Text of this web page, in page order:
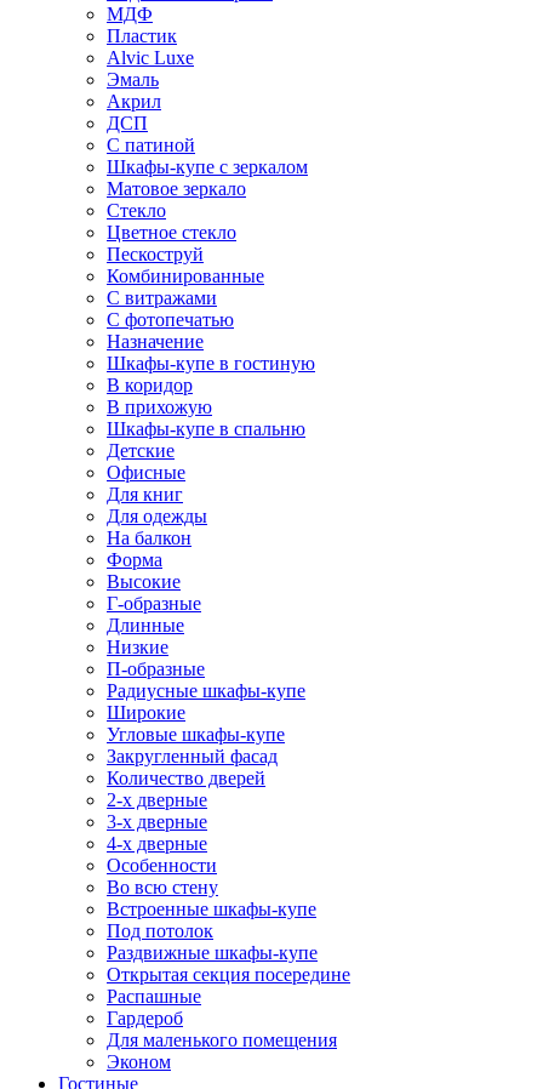
МДФ
Пластик
Alvic Luxe
Эмаль
Акрил
ДСП
С патиной
Шкафы-купе с зеркалом
Матовое зеркало
Стекло
Цветное стекло
Пескоструй
Комбинированные
С витражами
С фотопечатью
Назначение
Шкафы-купе в гостиную
В коридор
В прихожую
Шкафы-купе в спальню
Детские
Офисные
Для книг
Для одежды
На балкон
Форма
Высокие
Г-образные
Длинные
Низкие
П-образные
Радиусные шкафы-купе
Широкие
Угловые шкафы-купе
Закругленный фасад
Количество дверей
2-х дверные
3-х дверные
4-х дверные
Особенности
Во всю стену
Встроенные шкафы-купе
Под потолок
Раздвижные шкафы-купе
Открытая секция посередине
Распашные
Гардероб
Для маленького помещения
Эконом
Гостиные